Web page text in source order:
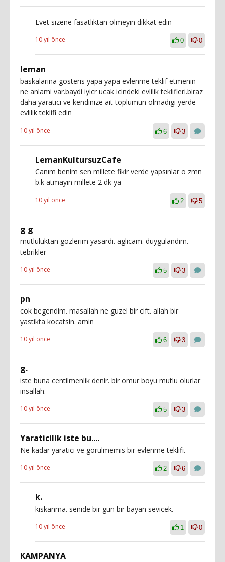
Evet sizene fasatlıktan ölmeyin dikkat edin
10 yıl önce 0 0
leman
baskalarina gosteris yapa yapa evlenme teklif etmenin
ne anlami var.baydi iyicr ucak icindeki evlilik teklifleri.biraz
daha yaratici ve kendinize ait toplumun olmadigi yerde
evlilik teklifi edin
10 yıl önce 6 3
LemanKultursuzCafe
Canım benim sen millete fikir verde yapsınlar o zmn
b.k atmayın millete 2 dk ya
10 yıl önce 2 5
g g
mutluluktan gozlerim yasardi. aglicam. duygulandim.
tebrikler
10 yıl önce 5 3
pn
cok begendim. masallah ne guzel bir cift. allah bir
yastikta kocatsin. amin
10 yıl önce 6 3
g.
iste buna centilmenlik denir. bir omur boyu mutlu olurlar
insallah.
10 yıl önce 5 3
Yaraticilik iste bu....
Ne kadar yaratici ve gorulmemis bir evlenme teklifi.
10 yıl önce 2 6
k.
kiskanma. senide bir gun bir bayan sevicek.
10 yıl önce 1 0
KAMPANYA